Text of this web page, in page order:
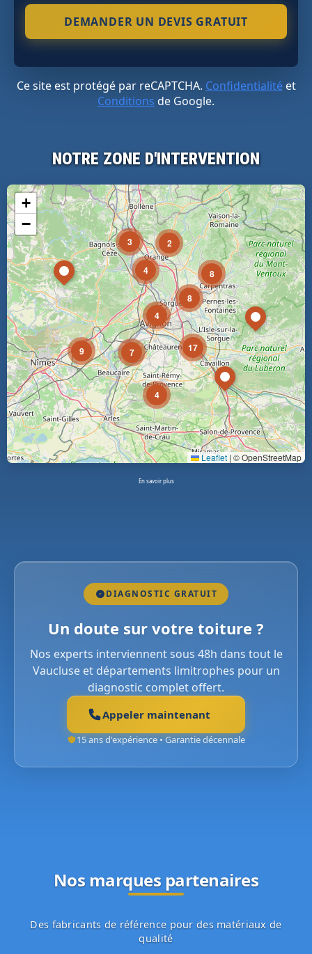
Ce site est protégé par reCAPTCHA. Confidentialitéet
Conditions de Google.
NOTRE ZONE D'INTERVENTION
3
4
9 7
2
4
4
17
8
8
+
−
Leaflet | © OpenStreetMap
En savoir plus
DIAGNOSTIC GRATUIT
Un doute sur votre toiture ?
Nos experts interviennent sous 48h dans tout le
Vaucluse et départements limitrophes pour un
diagnostic complet offert.
Appeler maintenant
15 ans d'expérience • Garantie décennale
Nos marques partenaires
Des fabricants de référence pour des matériaux de
qualité